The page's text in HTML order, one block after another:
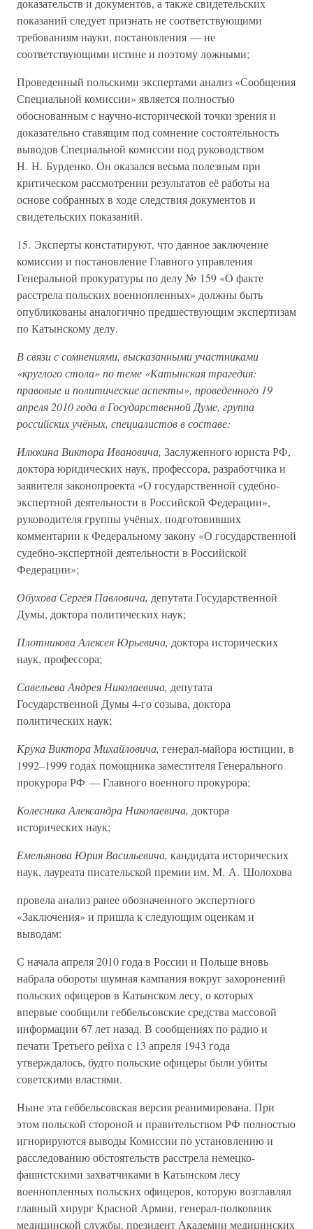
доказательств и документов, а также свидетельских
показаний следует признать не соответствующими
требованиям науки, постановления — не
соответствующими истине и поэтому ложными;
Проведенный польскими экспертами анализ «Сообщения
Специальной комиссии» является полностью
обоснованным с научно-исторической точки зрения и
доказательно ставящим под сомнение состоятельность
выводов Специальной комиссии под руководством
Н. Н. Бурденко. Он оказался весьма полезным при
критическом рассмотрении результатов её работы на
основе собранных в ходе следствия документов и
свидетельских показаний.
15. Эксперты констатируют, что данное заключение
комиссии и постановление Главного управления
Генеральной прокуратуры по делу № 159 «О факте
расстрела польских военнопленных» должны быть
опубликованы аналогично предшествующим экспертизам
по Катынскому делу.
В связи с сомнениями, высказанными участниками
«круглого стола» по теме «Катынская трагедия:
правовые и политические аспекты», проведенного 19
апреля 2010 года в Государственной Думе, группа
российских учёных, специалистов в составе:
Илюхина Виктора Ивановича, Заслуженного юриста РФ,
доктора юридических наук, профессора, разработчика и
заявителя законопроекта «О государственной судебно-
экспертной деятельности в Российской Федерации»,
руководителя группы учёных, подготовивших
комментарии к Федеральному закону «О государственной
судебно-экспертной деятельности в Российской
Федерации»;
Обухова Сергея Павловича, депутата Государственной
Думы, доктора политических наук;
Плотникова Алексея Юрьевича, доктора исторических
наук, профессора;
Савельева Андрея Николаевича, депутата
Государственной Думы 4-го созыва, доктора
политических наук;
Крука Виктора Михайловича, генерал-майора юстиции, в
1992–1999 годах помощника заместителя Генерального
прокурора РФ — Главного военного прокурора;
Колесника Александра Николаевича, доктора
исторических наук;
Емельянова Юрия Васильевича, кандидата исторических
наук, лауреата писательской премии им. М. А. Шолохова
провела анализ ранее обозначенного экспертного
«Заключения» и пришла к следующим оценкам и
выводам:
С начала апреля 2010 года в России и Польше вновь
набрала обороты шумная кампания вокруг захоронений
польских офицеров в Катынском лесу, о которых
впервые сообщили геббельсовские средства массовой
информации 67 лет назад. В сообщениях по радио и
печати Третьего рейха с 13 апреля 1943 года
утверждалось, будто польские офицеры были убиты
советскими властями.
Ныне эта геббельсовская версия реанимирована. При
этом польской стороной и правительством РФ полностью
игнорируются выводы Комиссии по установлению и
расследованию обстоятельств расстрела немецко-
фашистскими захватчиками в Катынском лесу
военнопленных польских офицеров, которую возглавлял
главный хирург Красной Армии, генерал-полковник
медицинской службы, президент Академии медицинских